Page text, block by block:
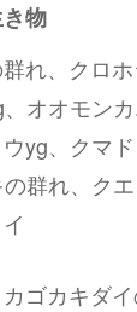
物
れ、クロ
オオモンカ
yg、クマ
群れ、ク
ゴカキダ